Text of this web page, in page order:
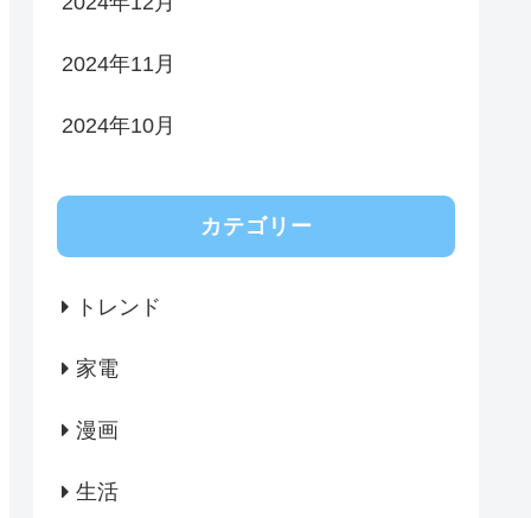
2024年11月
2024年10月
カテゴリー
トレンド
家電
漫画
生活